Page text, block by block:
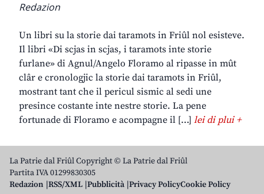
Redazion
Un libri su la storie dai taramots in Friûl nol esisteve.
Il libri «Di scjas in scjas, i taramots inte storie
furlane» di Agnul/Angelo Floramo al ripasse in mût
clâr e cronologjic la storie dai taramots in Friûl,
mostrant tant che il pericul sismic al sedi une
presince costante inte nestre storie. La pene
fortunade di Floramo e acompagne il […] lei di plui +
La Patrie dal Friûl Copyright © La Patrie dal Friûl
Partita IVA 01299830305
Redazion RSS/XML Pubblicità Privacy PolicyCookie Policy